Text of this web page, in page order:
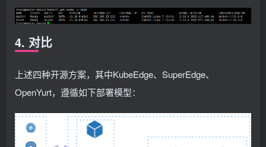
4. 对比
上述四种开源方案，其中KubeEdge、SuperEdge、
OpenYurt，遵循如下部署模型：